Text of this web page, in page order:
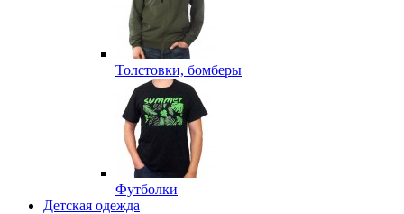
Толстовки, бомберы
Футболки
Детская одежда